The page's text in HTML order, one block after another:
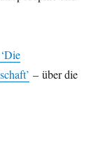
– über die